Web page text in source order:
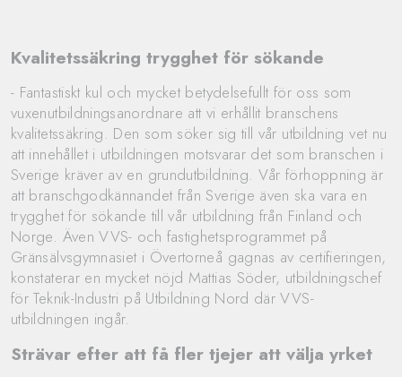
Kvalitetssäkring trygghet för sökande
- Fantastiskt kul och mycket betydelsefullt för oss som
vuxenutbildningsanordnare att vi erhållit branschens
kvalitetssäkring. Den som söker sig till vår utbildning vet nu
att innehållet i utbildningen motsvarar det som branschen i
Sverige kräver av en grundutbildning. Vår förhoppning är
att branschgodkännandet från Sverige även ska vara en
trygghet för sökande till vår utbildning från Finland och
Norge. Även VVS- och fastighetsprogrammet på
Gränsälvsgymnasiet i Övertorneå gagnas av certifieringen,
konstaterar en mycket nöjd Mattias Söder, utbildningschef
för Teknik-Industri på Utbildning Nord där VVS-
utbildningen ingår.
Strävar efter att få fler tjejer att välja yrket